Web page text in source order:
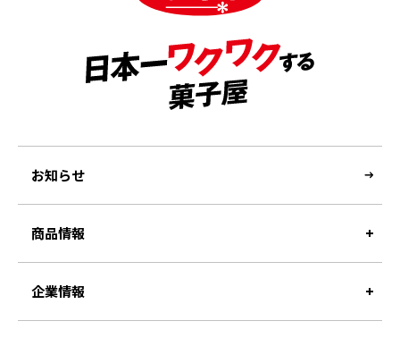
お知らせ
商品情報
企業情報